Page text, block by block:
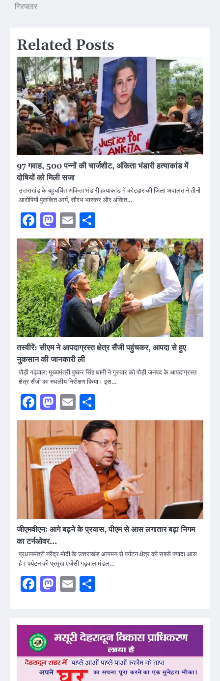
गिरफ्तार
Related Posts
97 गवाह, 500 पन्नों की चार्जशीट, अंकिता भंडारी हत्याकांड में
दोषियों को मिली सजा
उत्तराखंड के बहुचर्चित अंकिता भंडारी हत्याकांड में कोटद्वार की जिला अदालत ने तीनों
आरोपियों पुलकित आर्य, सौरभ भास्कर और अंकित…
Facebook
Mastodon
Email
तस्वीरें: सीएम ने आपदाग्रस्त क्षेत्र सैंजी पहुंचकर, आपदा से हुए
नुकसान की जानकारी ली
पौड़ी गढ़वाल: मुख्यमंत्री पुष्कर सिंह धामी ने गुरुवार को पौड़ी जनपद के आपदाग्रस्त
क्षेत्र सैंजी का स्थलीय निरीक्षण किया। इस…
Facebook
Mastodon
Email
जीएमवीएनः आगे बढ़ने के प्रयास, पीएम से आस लगातार बढ़ा निगम
का टर्नओवर…
प्रधानमंत्री नरेंद्र मोदी के उत्तराखंड आगमन से पर्यटन क्षेत्र को सबसे ज्यादा आस
है। पर्यटन की प्रमुख एजेंसी गढ़वाल मंडल…
Facebook
Mastodon
Email